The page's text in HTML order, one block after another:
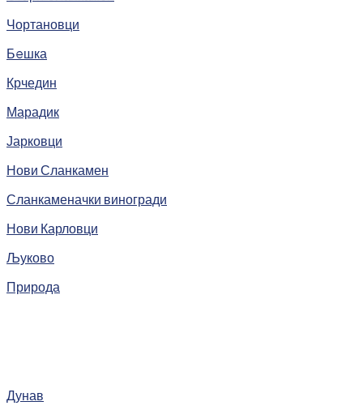
Чортановци
Бeшка
Крчедин
Марадик
Јарковци
Нови Сланкамен
Сланкаменачки виногради
Нови Карловци
Љуково
Природа
Дунав